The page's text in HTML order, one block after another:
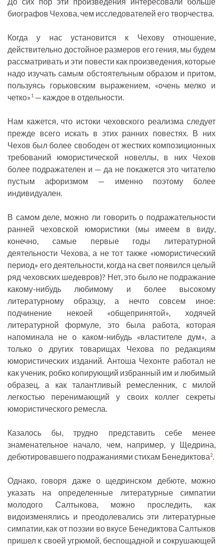
биографов Чехова, чем исследователей его творчества.
Когда у нас установится к Чехову отношение,
действительно достойное размеров его гения, мы будем
рассматривать и эти повести как произведения, которые
надо изучать самым обстоятельным образом и притом,
пользуясь горьковским выражением, «очень мелко и
четко»1— каждое в отдельности.
Нам кажется, что истоки чеховского реализма следует
прежде всего искать в этих ранних повестях. В них
Чехов был более свободен от жестких композиционных
требований юмористической новеллы, в них Чехов
более подражателен и — да не покажется это читателю
пустым афоризмом — именно поэтому более
индивидуален.
В самом деле, можно ли говорить о подражательности
ранней чеховской юмористики (мы имеем в виду,
конечно, самые первые годы литературной
деятельности Чехова, а не тот также «юмористический
период» его деятельности, когда на свет появился целый
ряд чеховских шедевров)? Нет, это было не подражание
какому-нибудь любимому и более высокому
литературному образцу, а нечто совсем иное:
подчинение некоей «общепринятой», ходячей
литературной формуле, это была работа, которая
напоминала не о каком-нибудь «властителе дум», а
только о других товарищах Чехова по редакциям
юмористических изданий. Антоша Чехонте работал не
как ученик, робко копирующий избранный им и любимый
образец, а как талантливый ремесленник, с милой
легкостью перенимающий у своих коллег секреты
юмористического ремесла.
Казалось бы, трудно представить себе менее
знаменательное начало, чем, например, у Щедрина,
дебютировавшего подражаниями стихам Бенедиктова2
Однако, говоря даже о щедринском дебюте, можно
указать на определенные литературные симпатии
молодого Салтыкова, можно проследить, как
видоизменялись и преодолевались эти литературные
симпатии, как от поэзии во вкусе Бенедиктова Салтыков
пришел к своей угрюмой, беспощадной и сокрушающей